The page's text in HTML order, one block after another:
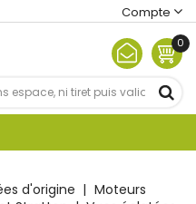
Compte
0
d'origine
Moteurs